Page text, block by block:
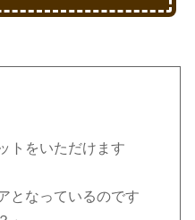
トをいただけます
となっているのです